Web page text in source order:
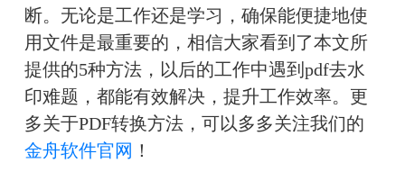
断。无论是工作还是学习，确保能便捷地使
用文件是最重要的，相信大家看到了本文所
提供的5种方法，以后的工作中遇到pdf去水
印难题，都能有效解决，提升工作效率。更
多关于PDF转换方法，可以多多关注我们的
金舟软件官网 ！